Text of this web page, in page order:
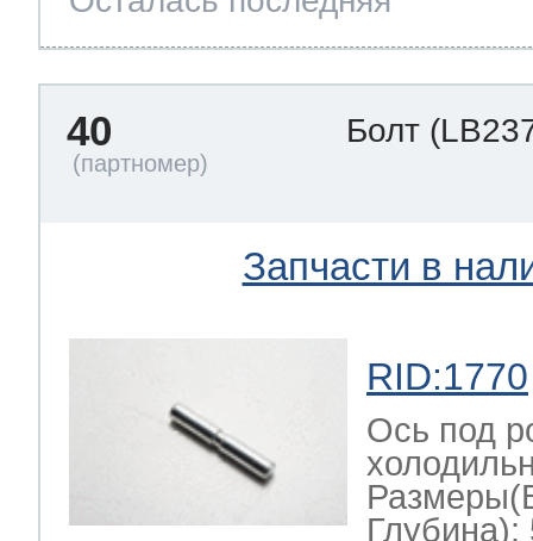
40 Болт
Запчасти в
RID:1770
Ось под
Глубина):